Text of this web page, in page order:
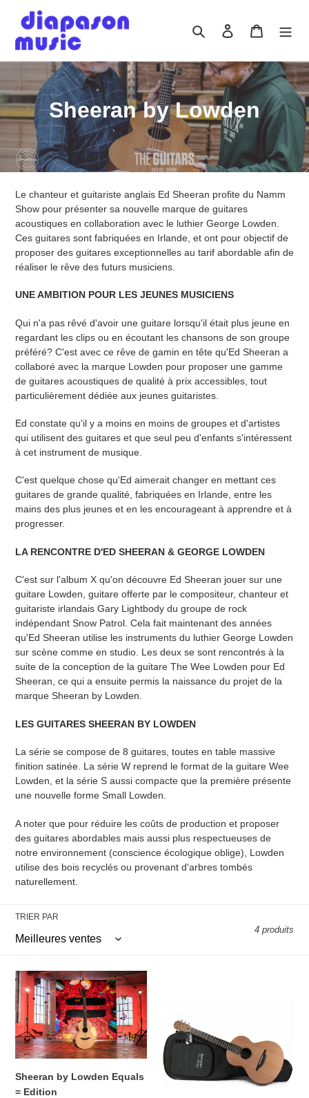
contenu
RechercherSe connecter
Panier
C
o
l
l
e
c
t
i
o
n
:
Sheeran by Lowden
Le chanteur et guitariste anglais Ed Sheeran profite du Namm
Show pour présenter sa nouvelle marque de guitares
acoustiques en collaboration avec le luthier George Lowden.
Ces guitares sont fabriquées en Irlande, et ont pour objectif de
proposer des guitares exceptionnelles au tarif abordable afin de
réaliser le rêve des futurs musiciens.
UNE AMBITION POUR LES JEUNES MUSICIENS
Qui n'a pas rêvé d'avoir une guitare lorsqu'il était plus jeune en
regardant les clips ou en écoutant les chansons de son groupe
préféré? C'est avec ce rêve de gamin en tête qu'Ed Sheeran a
collaboré avec la marque Lowden pour proposer une gamme
de guitares acoustiques de qualité à prix accessibles, tout
particulièrement dédiée aux jeunes guitaristes.
Ed constate qu'il y a moins en moins de groupes et d'artistes
qui utilisent des guitares et que seul peu d'enfants s'intéressent
à cet instrument de musique.
C'est quelque chose qu'Ed aimerait changer en mettant ces
guitares de grande qualité, fabriquées en Irlande, entre les
mains des plus jeunes et en les encourageant à apprendre et à
progresser.
LA RENCONTRE D'ED SHEERAN & GEORGE LOWDEN
C'est sur l'album X qu'on découvre Ed Sheeran jouer sur une
guitare Lowden, guitare offerte par le compositeur, chanteur et
guitariste irlandais Gary Lightbody du groupe de rock
indépendant Snow Patrol. Cela fait maintenant des années
qu'Ed Sheeran utilise les instruments du luthier George Lowden
sur scène comme en studio. Les deux se sont rencontrés à la
suite de la conception de la guitare The Wee Lowden pour Ed
Sheeran, ce qui a ensuite permis la naissance du projet de la
marque Sheeran by Lowden.
LES GUITARES SHEERAN BY LOWDEN
La série se compose de 8 guitares, toutes en table massive
finition satinée. La série W reprend le format de la guitare Wee
Lowden, et la série S aussi compacte que la première présente
une nouvelle forme Small Lowden.
A noter que pour réduire les coûts de production et proposer
des guitares abordables mais aussi plus respectueuses de
notre environnement (conscience écologique oblige), Lowden
utilise des bois recyclés ou provenant d'arbres tombés
naturellement.
TRIER PAR
4 produits
Sheeran
by
Lowden
Equals
=
Edition
Sheeran by Lowden Equals
= Edition
W-
01
-
GUITARE
Solid